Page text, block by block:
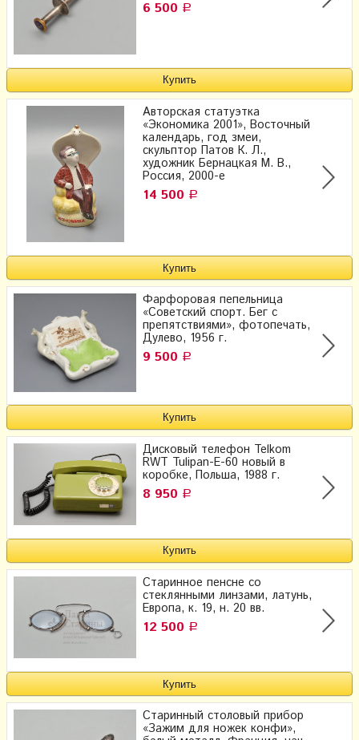
6 500 Р
Авторская статуэтка
«Экономика 2001», Восточный
календарь, год змеи,
скульптор Патов К. Л.,
художник Бернацкая М. В.,
Россия, 2000-е
14 500 Р
Фарфоровая пепельница
«Советский спорт. Бег с
препятствиями», фотопечать,
Дулево, 1956 г.
9 500 Р
Дисковый телефон Telkom
RWT Tulipan-E-60 новый в
коробке, Польша, 1988 г.
8 950 Р
Старинное пенсне со
стеклянными линзами, латунь,
Европа, к. 19, н. 20 вв.
12 500 Р
Старинный столовый прибор
«Зажим для ножек конфи»,